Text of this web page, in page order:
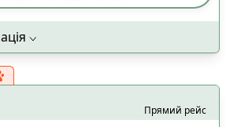
Прямий рейс